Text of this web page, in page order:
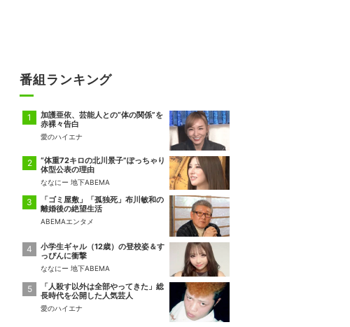
番組ランキング
加護亜依、芸能人との“体の関係”を
赤裸々告白
愛のハイエナ
“体重72キロの北川景子”ぽっちゃり
体型公表の理由
ななにー 地下ABEMA
「ゴミ屋敷」「孤独死」布川敏和の
離婚後の絶望生活
ABEMAエンタメ
小学生ギャル（12歳）の登校姿＆す
っぴんに衝撃
ななにー 地下ABEMA
「人殺す以外は全部やってきた」総
長時代を公開した人気芸人
愛のハイエナ